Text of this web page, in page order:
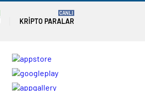
KRIPTO PARALAR
CANLI